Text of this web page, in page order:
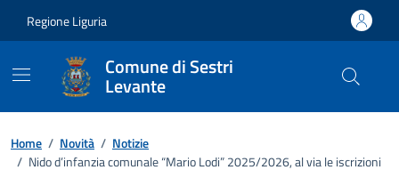
Regione Liguria
Comune di Sestri
Levante
Home / Novità / Notizie
/ Nido d’infanzia comunale “Mario Lodi” 2025/2026, al via le iscrizioni